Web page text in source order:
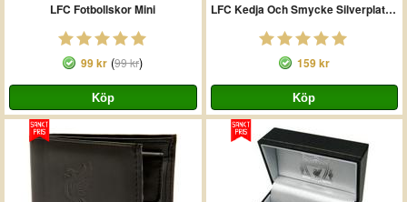
LFC Fotbollskor Mini
99 kr (99 kr)
LFC Kedja Och Smycke Silverplaterat Crest
159 kr